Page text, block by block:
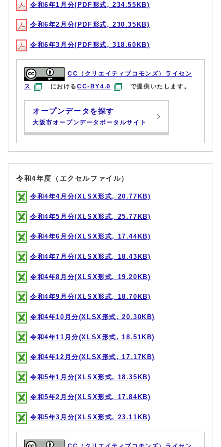
令和6年1月分(PDF形式, 234.55KB)
令和6年2月分(PDF形式, 230.35KB)
令和6年3月分(PDF形式, 318.60KB)
CC（クリエイティブコモンズ）ライセン
ス
におけるCC-BY4.0 で提供いたします。
オープンデータを探す
大阪市オープンデータポータルサイト
令和4年度（エクセルファイル）
令和4年4月分(XLSX形式, 20.77KB)
令和4年5月分(XLSX形式, 25.77KB)
令和4年6月分(XLSX形式, 17.44KB)
令和4年7月分(XLSX形式, 18.43KB)
令和4年8月分(XLSX形式, 19.20KB)
令和4年9月分(XLSX形式, 18.70KB)
令和4年10月分(XLSX形式, 20.30KB)
令和4年11月分(XLSX形式, 18.51KB)
令和4年12月分(XLSX形式, 17.17KB)
令和5年1月分(XLSX形式, 18.35KB)
令和5年2月分(XLSX形式, 17.84KB)
令和5年3月分(XLSX形式, 23.11KB)